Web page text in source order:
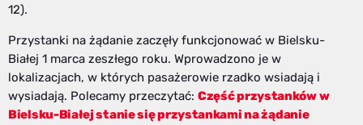
12).
Przystanki na żądanie zaczęły funkcjonować w Bielsku-
Białej 1 marca zeszłego roku. Wprowadzono je w
lokalizacjach, w których pasażerowie rzadko wsiadają i
wysiadają. Polecamy przeczytać: Część przystanków w
Bielsku-Białej stanie się przystankami na żądanie